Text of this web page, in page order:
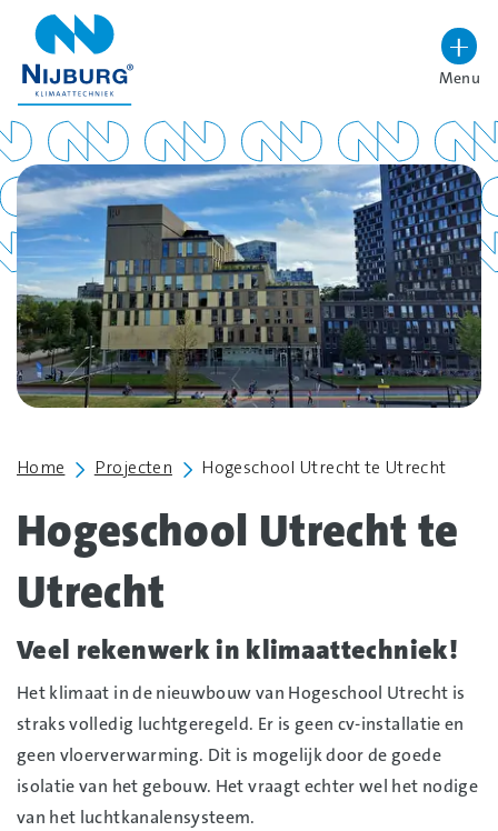
overslaan
Hoog contrast wisselenMenu
Home Projecten Hogeschool Utrecht te Utrecht
Hogeschool Utrecht te
Utrecht
Veel rekenwerk in klimaattechniek!
Het klimaat in de nieuwbouw van Hogeschool Utrecht is
straks volledig luchtgeregeld. Er is geen cv-installatie en
geen vloerverwarming. Dit is mogelijk door de goede
isolatie van het gebouw. Het vraagt echter wel het nodige
van het luchtkanalensysteem.